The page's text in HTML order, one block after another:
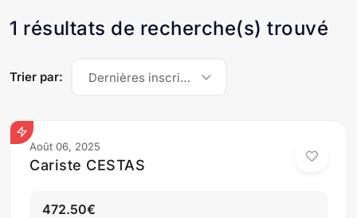
1 résultats de recherche(s) trouvé
Trier par: Dernières inscriptions
Août 06, 2025
Cariste CESTAS
472.50€